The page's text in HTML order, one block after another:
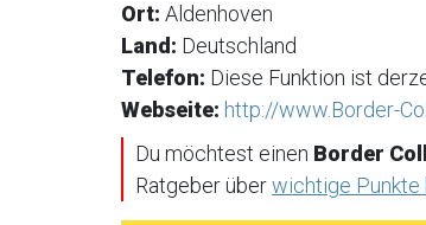
Ort: Aldenhoven
Land: Deutschland
Telefon: Diese Funktion ist
Webseite: http://www.Border-
Du möchtest einen Border
Ratgeber überwichtige Punkte